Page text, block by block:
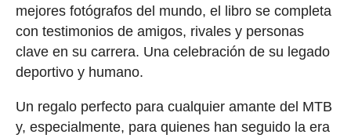
mejores fotógrafos del mundo, el libro se completa
con testimonios de amigos, rivales y personas
clave en su carrera. Una celebración de su legado
deportivo y humano.
Un regalo perfecto para cualquier amante del MTB
y, especialmente, para quienes han seguido la era